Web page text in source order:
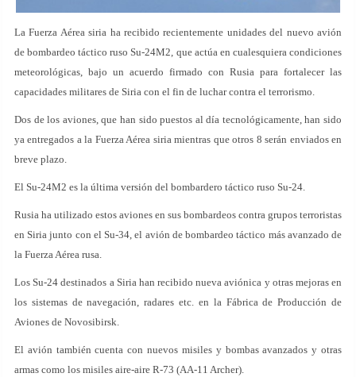
La Fuerza Aérea siria ha recibido recientemente unidades del nuevo avión
de bombardeo táctico ruso Su-24M2, que actúa en cualesquiera condiciones
meteorológicas, bajo un acuerdo firmado con Rusia para fortalecer las
capacidades militares de Siria con el fin de luchar contra el terrorismo.
Dos de los aviones, que han sido puestos al día tecnológicamente, han sido
ya entregados a la Fuerza Aérea siria mientras que otros 8 serán enviados en
breve plazo.
El Su-24M2 es la última versión del bombardero táctico ruso Su-24.
Rusia ha utilizado estos aviones en sus bombardeos contra grupos terroristas
en Siria junto con el Su-34, el avión de bombardeo táctico más avanzado de
la Fuerza Aérea rusa.
Los Su-24 destinados a Siria han recibido nueva aviónica y otras mejoras en
los sistemas de navegación, radares etc. en la Fábrica de Producción de
Aviones de Novosibirsk.
El avión también cuenta con nuevos misiles y bombas avanzados y otras
armas como los misiles aire-aire R-73 (AA-11 Archer).